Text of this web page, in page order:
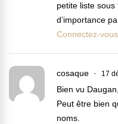
petite liste
d’importance
Connectez-
cosaque 17
Bien vu Daugan,
Peut être bien
noms.